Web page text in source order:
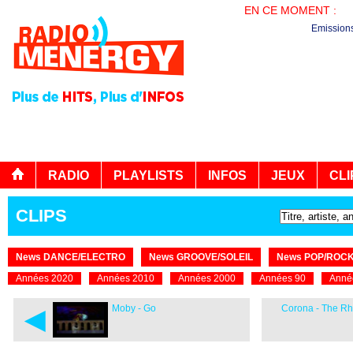
EN CE MOMENT :
RADIO PLAYLISTS INFOS JEUX
CLIPS
News DANCE/ELECTRO News GROOVE/SOLEIL
News POP/
Années 2020
Années 2010 Années 2000 Années 90
◄ Moby - Go Corona - The